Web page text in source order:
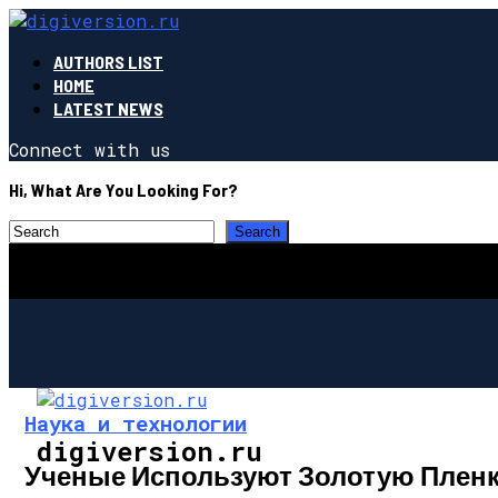
AUTHORS LIST
HOME
LATEST NEWS
Connect with us
Hi, What Are You Looking For?
digiversion.ru
Наука и технологии
Ученые Используют Золотую